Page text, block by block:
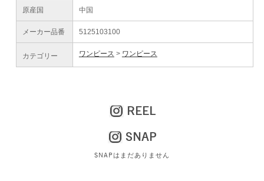
原産国 中国
メーカー品番 5125103100
カテゴリー ワンピース ワンピース
REEL
SNAP
SNAPはまだありません